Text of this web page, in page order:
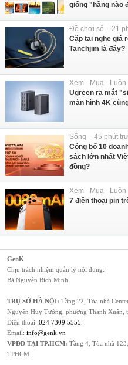
giống "hãng nào
Đồ chơi số - 21
Cặp tai nghe giá
Tanchjim là đây?
Xem - Mua -
Ugreen ra mắt
màn hình 4K
Sống - 45 phút
Công bố 10
sách lớn nhất
đồng?
Xem - Mua -
7 điện thoại pin
GenK
Chịu trách nhiệm quản lý nội dung:
Bà Nguyễn Bích Minh
TRỤ SỞ HÀ NỘI: Tầng 22, Tòa nhà
Nguyễn Huy Tưởng, phường Thanh Xuân,
Điện thoại: 024 7309 5555
Email: info@genk.vn
VPĐD TẠI TP.HCM: Tầng 4, Tòa nhà
TPHCM